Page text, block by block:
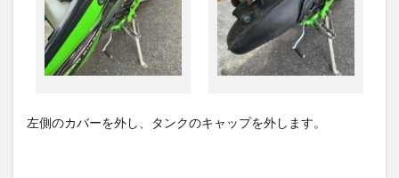
左側のカバーを外し、タンクのキャップを外します。